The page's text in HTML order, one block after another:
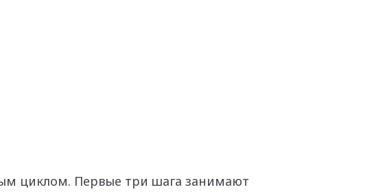
циклом. Первые три шага занимают